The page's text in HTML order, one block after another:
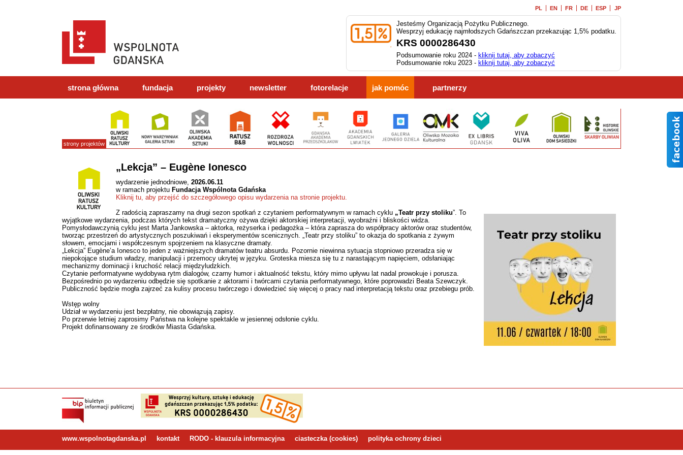
PL EN FR DE ESP JP
Jesteśmy Organizacją Pożytku Publicznego.
Wesprzyj edukację najmłodszych Gdańszczan przekazując 1,5% podatku.
KRS 0000286430
Podsumowanie roku 2024 - kliknij tutaj, aby zobaczyć
Podsumowanie roku 2023 - kliknij tutaj, aby zobaczyć
strona główna fundacja projekty newsletter fotorelacje jak pomóc partnerzy
strony projektów
„Lekcja” – Eugène Ionesco
wydarzenie jednodniowe, 2026.06.11
w ramach projektu Fundacja Wspólnota Gdańska
Kliknij tu, aby przejść do szczegółowego opisu wydarzenia na stronie projektu.
Z radością zapraszamy na drugi sezon spotkań z czytaniem performatywnym w ramach cyklu „Teatr przy stoliku”. To
wyjątkowe wydarzenia, podczas których tekst dramatyczny ożywa dzięki aktorskiej interpretacji, wyobraźni i bliskości widza.
Pomysłodawczynią cyklu jest Marta Jankowska – aktorka, reżyserka i pedagożka – która zaprasza do współpracy aktorów oraz studentów,
tworząc przestrzeń do artystycznych poszukiwań i eksperymentów scenicznych. „Teatr przy stoliku” to okazja do spotkania z żywym
słowem, emocjami i współczesnym spojrzeniem na klasyczne dramaty.
„Lekcja” Eugène’a Ionesco to jeden z ważniejszych dramatów teatru absurdu. Pozornie niewinna sytuacja stopniowo przeradza się w
niepokojące studium władzy, manipulacji i przemocy ukrytej w języku. Groteska miesza się tu z narastającym napięciem, odsłaniając
mechanizmy dominacji i kruchość relacji międzyludzkich.
Czytanie performatywne wydobywa rytm dialogów, czarny humor i aktualność tekstu, który mimo upływu lat nadal prowokuje i porusza.
Bezpośrednio po wydarzeniu odbędzie się spotkanie z aktorami i twórcami czytania performatywnego, które poprowadzi Beata Szewczyk.
Publiczność będzie mogła zajrzeć za kulisy procesu twórczego i dowiedzieć się więcej o pracy nad interpretacją tekstu oraz przebiegu prób.
Wstęp wolny
Udział w wydarzeniu jest bezpłatny, nie obowiązują zapisy.
Po przerwie letniej zaprosimy Państwa na kolejne spektakle w jesiennej odsłonie cyklu.
Projekt dofinansowany ze środków Miasta Gdańska.
www.wspolnotagdanska.pl kontakt RODO - klauzula informacyjna ciasteczka (cookies) polityka ochrony dzieci